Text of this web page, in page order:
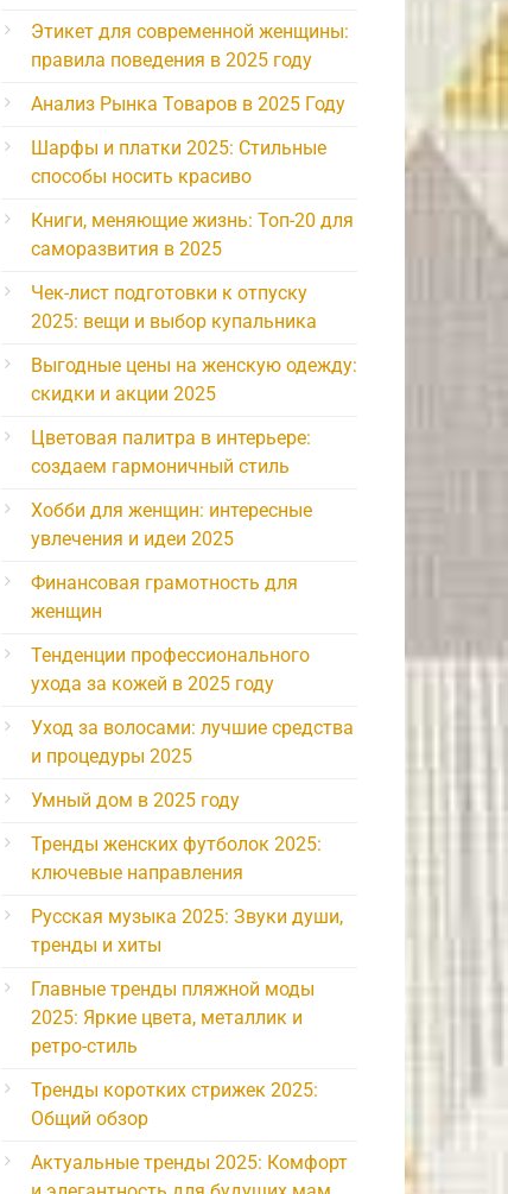
Этикет для современной женщины:
правила поведения в 2025 году
Анализ Рынка Товаров в 2025 Году
Шарфы и платки 2025: Стильные
способы носить красиво
Книги, меняющие жизнь: Топ-20 для
саморазвития в 2025
Чек-лист подготовки к отпуску
2025: вещи и выбор купальника
Выгодные цены на женскую одежду:
скидки и акции 2025
Цветовая палитра в интерьере:
создаем гармоничный стиль
Хобби для женщин: интересные
увлечения и идеи 2025
Финансовая грамотность для
женщин
Тенденции профессионального
ухода за кожей в 2025 году
Уход за волосами: лучшие средства
и процедуры 2025
Умный дом в 2025 году
Тренды женских футболок 2025:
ключевые направления
Русская музыка 2025: Звуки души,
тренды и хиты
Главные тренды пляжной моды
2025: Яркие цвета, металлик и
ретро-стиль
Тренды коротких стрижек 2025:
Общий обзор
Актуальные тренды 2025: Комфорт